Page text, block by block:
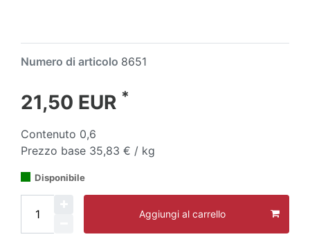
Numero di articolo 8651
21,50 EUR *
Contenuto 0,6
Prezzo base 35,83 € / kg
Disponibile
Aggiungi al carrello